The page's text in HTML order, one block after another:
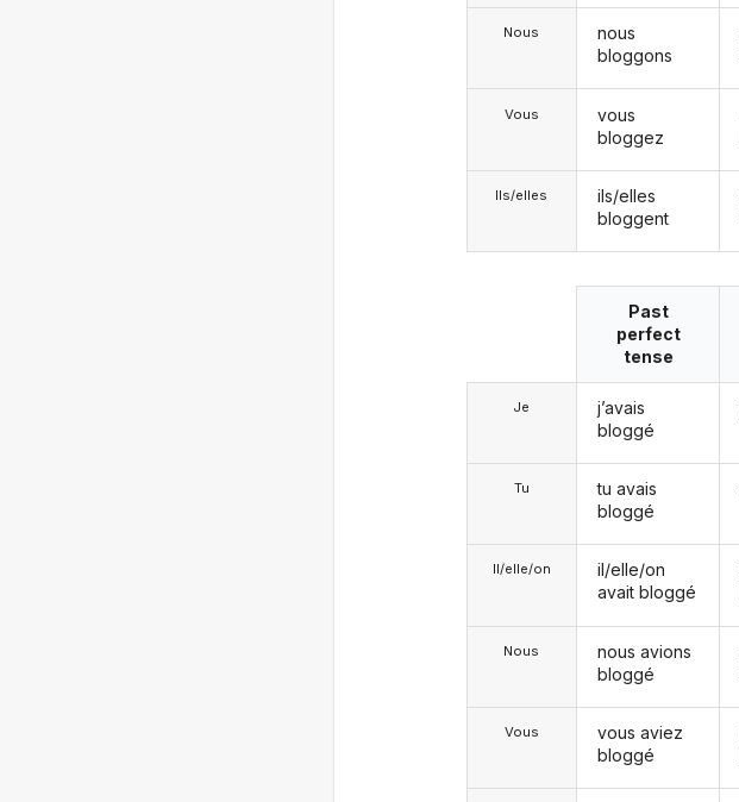
Nous
Vous
Ils/elles
nous
bloggons
vous
bloggez
ils/elles
bloggent
Je
Tu
Il/elle/on
Nous
Vous
Past
perfect
tense
j’avais
bloggé
tu avais
bloggé
il/elle/on
avait bloggé
nous avions
bloggé
vous aviez
bloggé